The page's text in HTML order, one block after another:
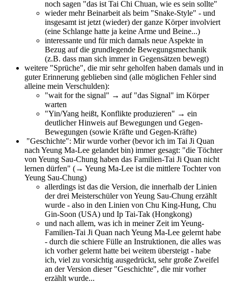
noch sagen "das ist Tai Chi Chuan, wie es sein sollte"
wieder mehr Beinarbeit als beim "Snake-Style" - und
insgesamt ist jetzt (wieder) der ganze Körper involviert
(eine Schlange hatte ja keine Arme und Beine...)
interessante und für mich damals neue Aspekte in
Bezug auf die grundlegende Bewegungsmechanik
(z.B. dass man sich immer in Gegensätzen bewegt)
weitere "Sprüche", die mir sehr geholfen haben damals und in
guter Erinnerung geblieben sind (alle möglichen Fehler sind
alleine mein Verschulden):
"wait for the signal" → auf "das Signal" im Körper
warten
"Yin/Yang heißt, Konflikte produzieren" → ein
deutlicher Hinweis auf Bewegungen und Gegen-
Bewegungen (sowie Kräfte und Gegen-Kräfte)
"Geschichte": Mir wurde vorher (bevor ich im Tai Ji Quan
nach Yeung Ma-Lee gelandet bin) immer gesagt: "die Töchter
von Yeung Sau-Chung haben das Familien-Tai Ji Quan nicht
lernen dürfen" (→ Yeung Ma-Lee ist die mittlere Tochter von
Yeung Sau-Chung)
allerdings ist das die Version, die innerhalb der Linien
der drei Meisterschüler von Yeung Sau-Chung erzählt
wurde - also in den Linien von Chu King-Hung, Chu
Gin-Soon (USA) und Ip Tai-Tak (Hongkong)
und nach allem, was ich in meiner Zeit im Yeung-
Familien-Tai Ji Quan nach Yeung Ma-Lee gelernt habe
- durch die schiere Fülle an Instruktionen, die alles was
ich vorher gelernt hatte bei weitem übersteigt - habe
ich, viel zu vorsichtig ausgedrückt, sehr große Zweifel
an der Version dieser "Geschichte", die mir vorher
erzählt wurde...